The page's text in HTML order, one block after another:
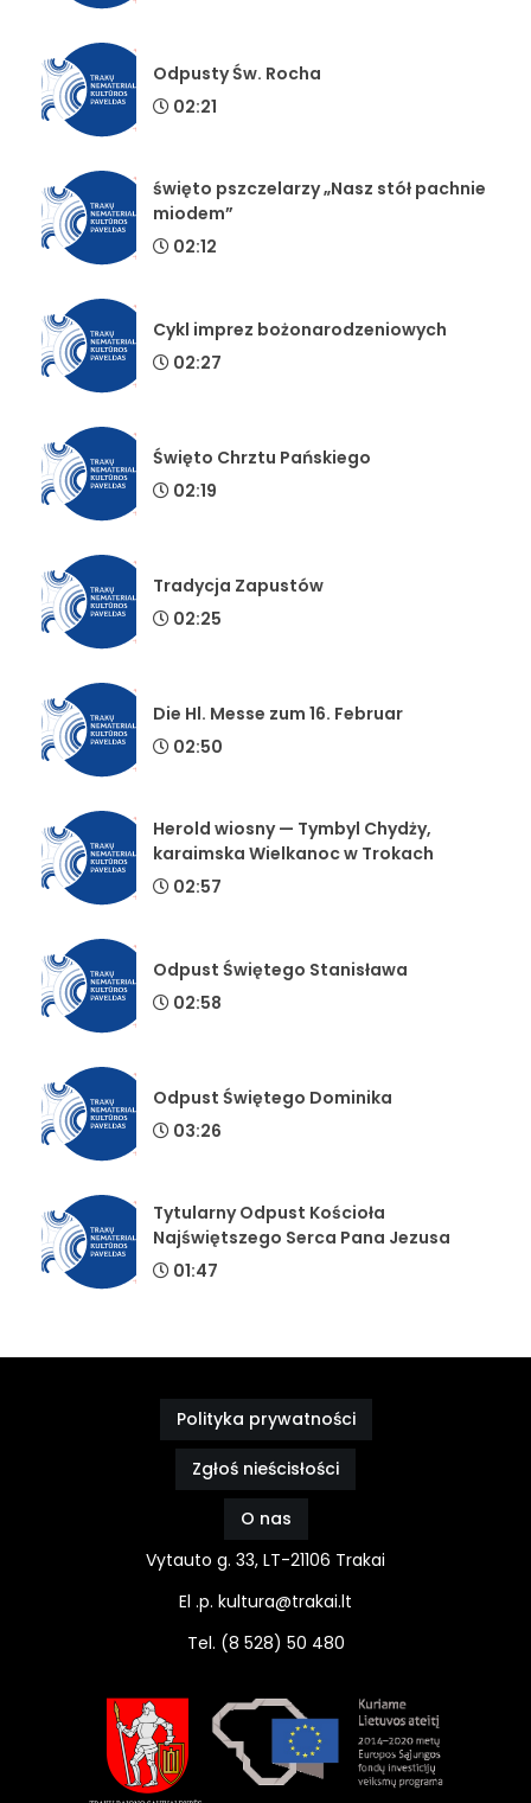
Odpusty Św. Rocha
02:21
święto pszczelarzy „Nasz stół pachnie
miodem”
02:12
Cykl imprez bożonarodzeniowych
02:27
Święto Chrztu Pańskiego
02:19
Tradycja Zapustów
02:25
Die Hl. Messe zum 16. Februar
02:50
Herold wiosny — Tymbyl Chydży,
karaimska Wielkanoc w Trokach
02:57
Odpust Świętego Stanisława
02:58
Odpust Świętego Dominika
03:26
Tytularny Odpust Kościoła
Najświętszego Serca Pana Jezusa
01:47
Polityka prywatności
Zgłoś nieścisłości
O nas
Vytauto g. 33, LT-21106 Trakai
El .p. kultura@trakai.lt
Tel. (8 528) 50 480